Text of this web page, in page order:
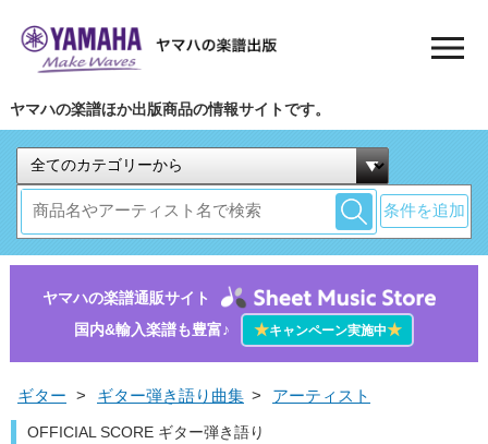
ヤマハの楽譜ほか出版商品の情報サイトです。
条件を追加
ヤマハの楽譜通販サイト
国内&輸入楽譜も豊富♪
★キャンペーン実施中★
ギター > ギター弾き語り曲集 > アーティスト
OFFICIAL SCORE ギター弾き語り